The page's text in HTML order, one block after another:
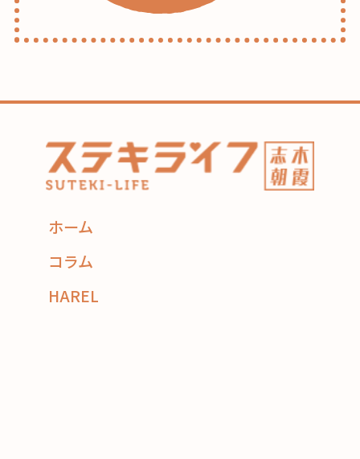
ホーム
コラム
HAREL